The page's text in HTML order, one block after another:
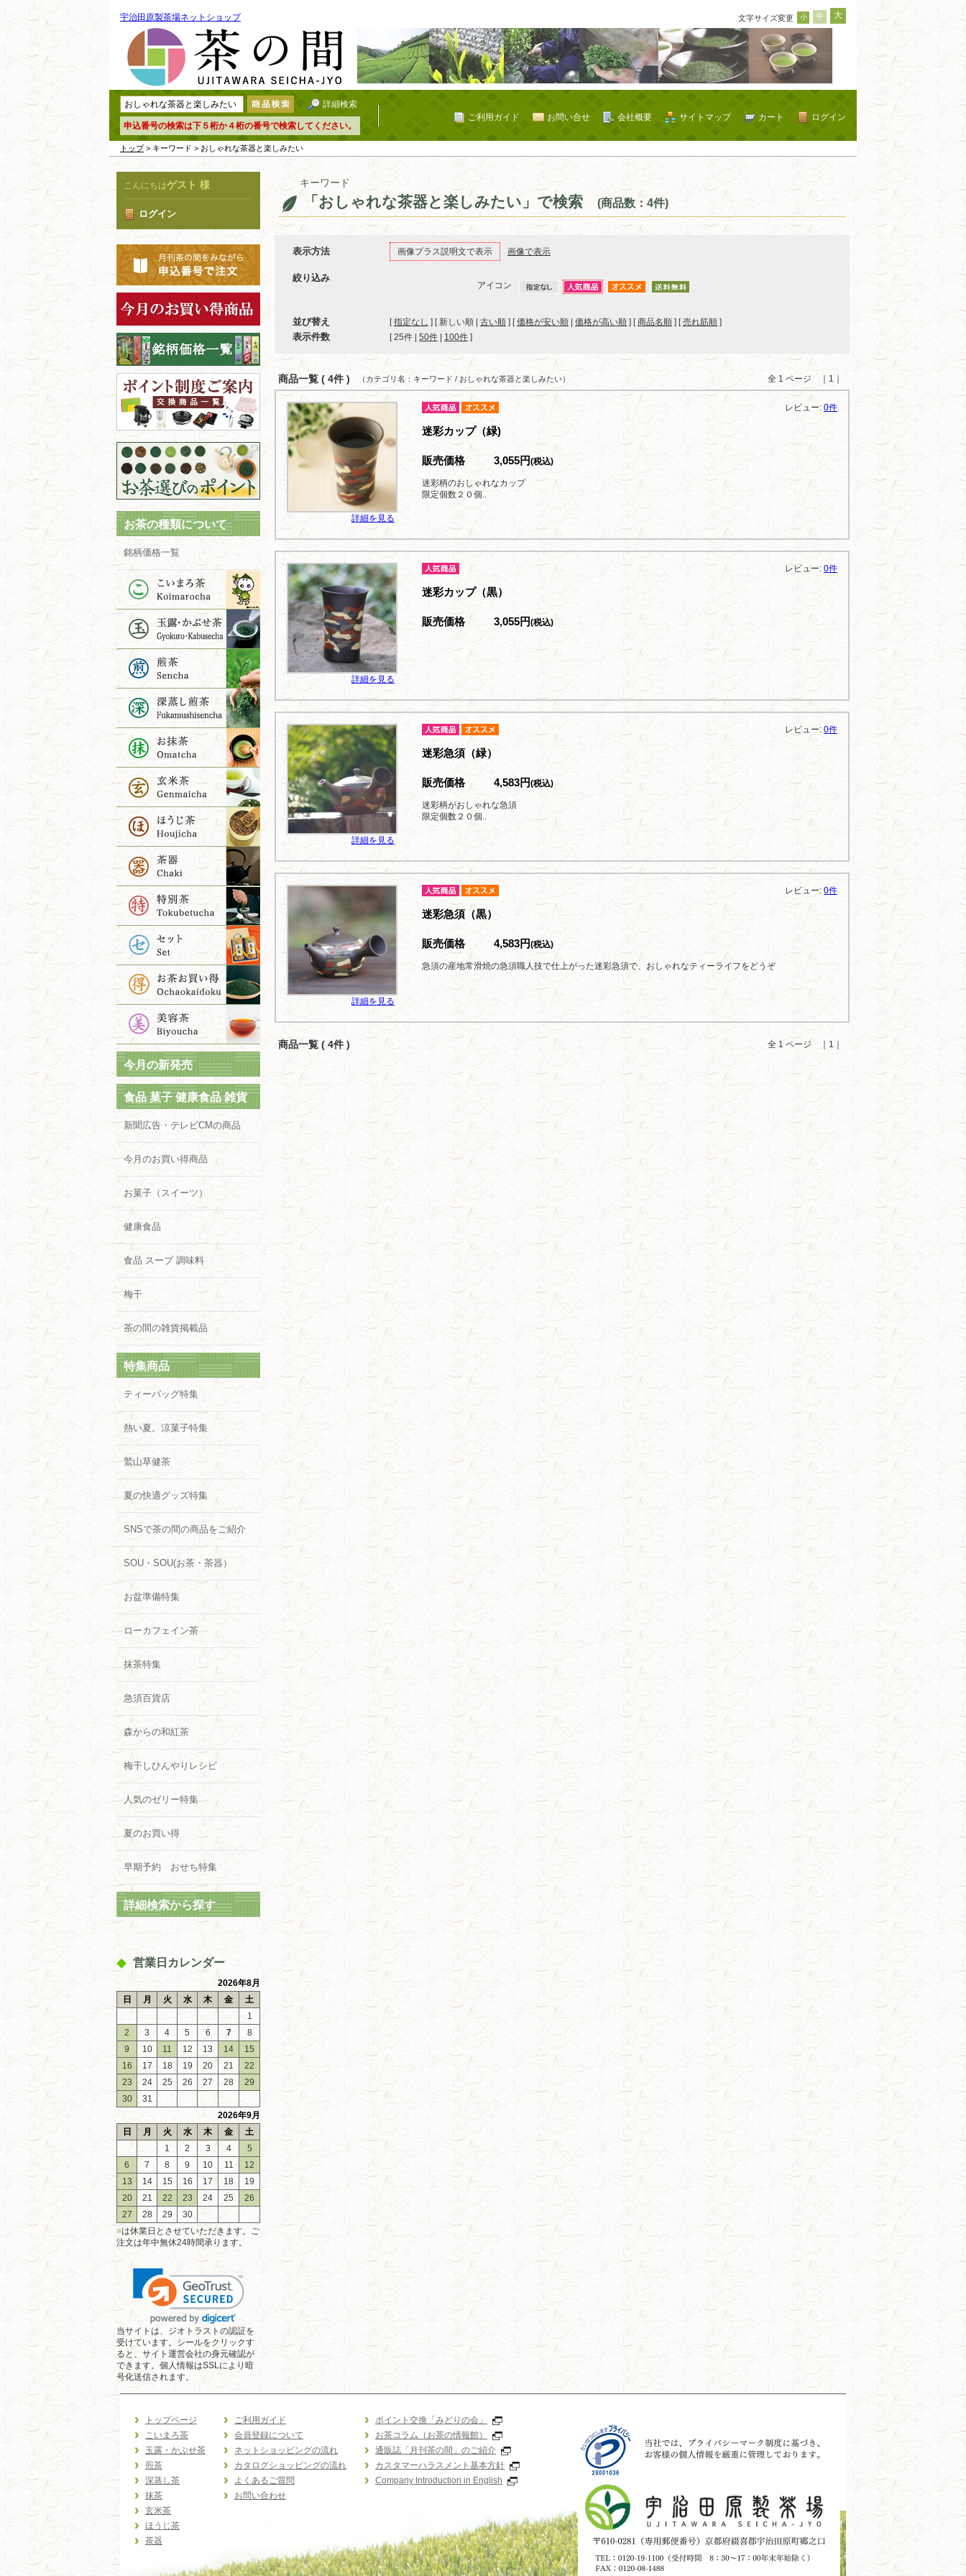
宇治田原製茶場ネットショップ 文字サイズ変更 小 中 大
詳細検索
申込番号の検索は下５桁か４桁の番号で検索してください。
ログイン
カート
サイトマップ
会社概要
お問い合せ
ご利用ガイド
トップ> キーワード > おしゃれな茶器と楽しみたい
こんにちはゲスト 様
ログイン
お茶の種類について
銘柄価格一覧
今月の新発売
食品 菓子 健康食品 雑貨
新聞広告・テレビCMの商品
今月のお買い得商品
お菓子（スイーツ）
健康食品
食品 スープ 調味料
梅干
茶の間の雑貨掲載品
特集商品
ティーバッグ特集
熱い夏。涼菓子特集
鷲山草健茶
夏の快適グッズ特集
SNSで茶の間の商品をご紹介
SOU・SOU(お茶・茶器）
お盆準備特集
ローカフェイン茶
抹茶特集
急須百貨店
森からの和紅茶
梅干しひんやりレシピ
人気のゼリー特集
夏のお買い得
早期予約 おせち特集
詳細検索から探す
営業日カレンダー
2026年8月
日
月 火 水 木 金
土
1
2
3 4 5 6 7
8
9
10 11 12 13 14
15
16
17 18 19 20 21
22
23
24 25 26 27 28
29
30
31
2026年9月
日
月 火 水 木 金
土
1
2 3 4
5
6
7 8 9 10 11
12
13
14 15 16 17 18
19
20
21 22 23 24 25
26
27
28 29
30
■は休業日とさせていただきます。ご
注文は年中無休24時間承ります。
当サイトは、ジオトラストの認証を
受けています。シールをクリックす
ると、サイト運営会社の身元確認が
できます。個人情報はSSLにより暗
号化送信されます。
キーワード
「おしゃれな茶器と楽しみたい」で検索 (商品数：4件)
表示方法 画像プラス説明文で表示 画像で表示
絞り込み
アイコン
並び替え [指定なし ] [ 新しい順 | 古い順 ] [価格が安い順 価格が高い順 ] [商品名順 ] [売れ筋順 ]
表示件数 [ 25件 50件 100件 ]
商品一覧 ( 4件 ) 全 1 ページ ｜1｜
（カテゴリ名：キーワード / おしゃれな茶器と楽しみたい）
詳細を見る
レビュー: 0件
迷彩カップ（緑)
販売価格 3,055円(税込)
迷彩柄のおしゃれなカップ
限定個数２０個..
詳細を見る
レビュー: 0件
迷彩カップ（黒）
販売価格 3,055円(税込)
詳細を見る
レビュー: 0件
迷彩急須（緑）
販売価格 4,583円(税込)
迷彩柄がおしゃれな急須
限定個数２０個..
詳細を見る
レビュー: 0件
迷彩急須（黒）
販売価格 4,583円(税込)
急須の産地常滑焼の急須職人技で仕上がった迷彩急須で、おしゃれなティーライフをどうぞ
商品一覧 ( 4件 ) 全 1 ページ ｜1｜
トップページ
こいまろ茶
玉露・かぶせ茶
煎茶
深蒸し茶
抹茶
玄米茶
ほうじ茶
茶器
ご利用ガイド
会員登録について
ネットショッピングの流れ
カタログショッピングの流れ
よくあるご質問
お問い合わせ
ポイント交換「みどりの会」
お茶コラム（お茶の情報館）
通販誌「月刊茶の間」のご紹介
カスタマーハラスメント基本方針
Company Introduction in English